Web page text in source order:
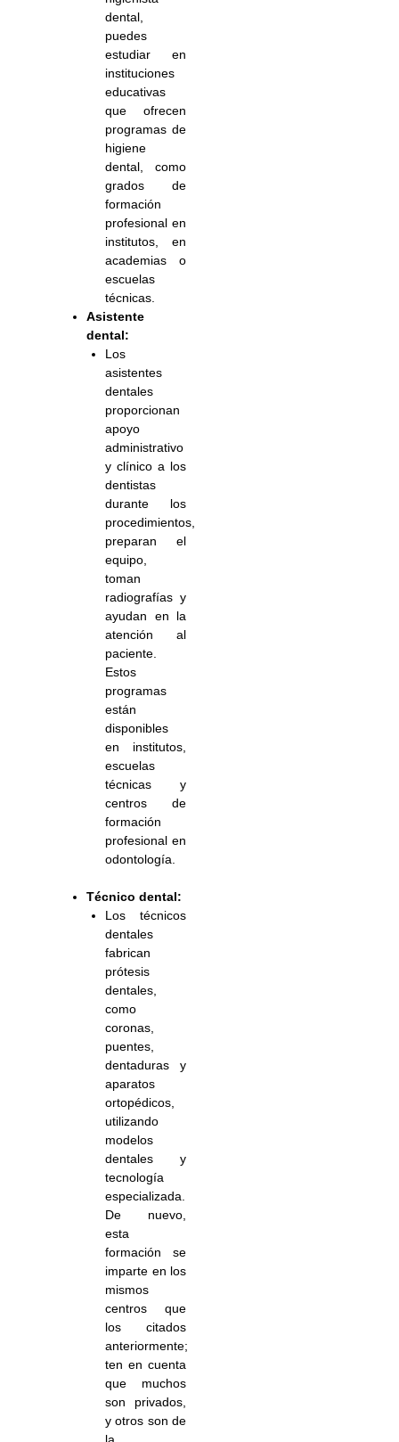
dental,
puedes
estudiar en
instituciones
educativas
que ofrecen
programas de
higiene
dental, como
grados de
formación
profesional en
institutos, en
academias o
escuelas
técnicas.
Asistente
dental:
Los
asistentes
dentales
proporcionan
apoyo
administrativo
y clínico a los
dentistas
durante los
procedimientos,
preparan el
equipo,
toman
radiografías y
ayudan en la
atención al
paciente.
Estos
programas
están
disponibles
en institutos,
escuelas
técnicas y
centros de
formación
profesional en
odontología.
Técnico dental:
Los técnicos
dentales
fabrican
prótesis
dentales,
como
coronas,
puentes,
dentaduras y
aparatos
ortopédicos,
utilizando
modelos
dentales y
tecnología
especializada.
De nuevo,
esta
formación se
imparte en los
mismos
centros que
los citados
anteriormente;
ten en cuenta
que muchos
son privados,
y otros son de